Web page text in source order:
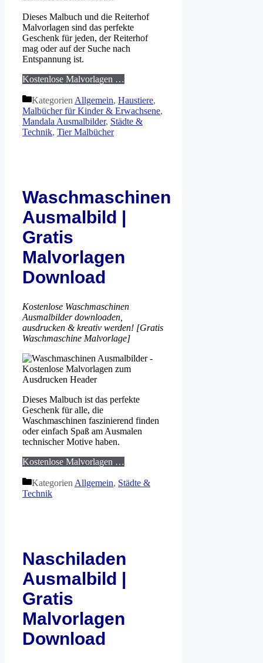
Dieses Malbuch und die Reiterhof
Malvorlagen sind das perfekte
Geschenk für jeden, der Reiterhof
mag oder auf der Suche nach
Entspannung ist.
Kostenlose Malvorlagen …
Kategorien Allgemein, Haustiere,
Malbücher für Kinder & Erwachsene,
Mandala Ausmalbilder, Städte &
Technik, Tier Malbücher
Waschmaschinen
Ausmalbild |
Gratis
Malvorlagen
Download
Kostenlose Waschmaschinen
Ausmalbilder downloaden,
ausdrucken & kreativ werden! [Gratis
Waschmaschine Malvorlage]
Dieses Malbuch ist das perfekte
Geschenk für alle, die
Waschmaschinen faszinierend finden
oder einfach Spaß am Ausmalen
technischer Motive haben.
Kostenlose Malvorlagen …
KategorienAllgemein, Städte &
Technik
Naschiladen
Ausmalbild |
Gratis
Malvorlagen
Download